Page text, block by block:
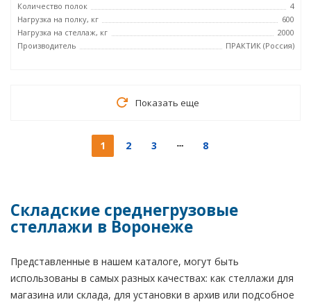
Количество полок
4
Нагрузка на полку, кг
600
Нагрузка на стеллаж, кг
2000
Производитель
ПРАКТИК (Россия)
Показать еще
1 2 3 8
Складские среднегрузовые
стеллажи в Воронеже
Представленные в нашем каталоге, могут быть
использованы в самых разных качествах: как стеллажи для
магазина или склада, для установки в архив или подсобное